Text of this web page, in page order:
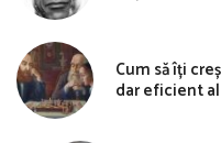
Cum să îți
dar eficient